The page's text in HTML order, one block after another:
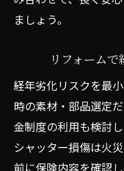
ましょう。
リフォーム
経年劣化リスクを最
時の素材・部品選定
金制度の利用も検討
シャッター損傷は火
前に保険内容を確認